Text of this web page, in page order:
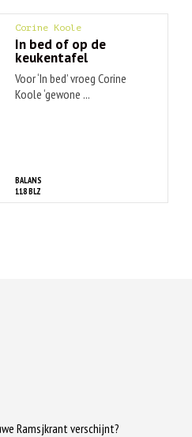
Corine Koole
In bed of op de
keukentafel
Voor ‘In bed’ vroeg Corine
Koole ‘gewone ...
BALANS
118 BLZ
Ramsjkrant verschijnt?